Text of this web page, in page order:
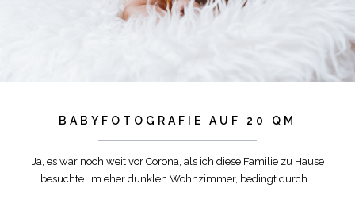
BABYFOTOGRAFIE AUF 20 QM
Ja, es war noch weit vor Corona, als ich diese Familie zu Hause
besuchte. Im eher dunklen Wohnzimmer, bedingt durch...